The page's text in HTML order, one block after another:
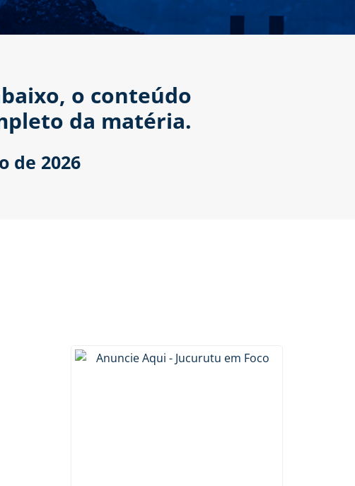
o conteúdo
da matéria.
de 2026